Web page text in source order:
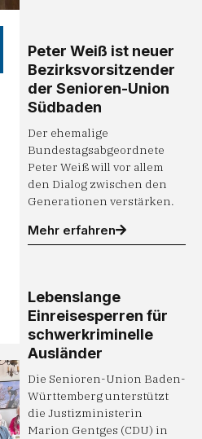
Peter Weiß ist neuer
Bezirksvorsitzender
der Senioren-Union
Südbaden
Der ehemalige
Bundestagsabgeordnete
Peter Weiß will vor allem
den Dialog zwischen den
Generationen verstärken.
Mehr erfahren
Lebenslange
Einreisesperren für
schwerkriminelle
Ausländer
Die Senioren-Union Baden-
Württemberg unterstützt
die Justizministerin
Marion Gentges (CDU) in